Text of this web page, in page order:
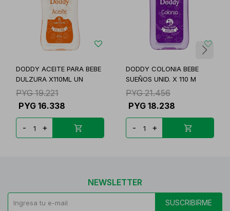
DODDY ACEITE PARA BEBE
DULZURA X110ML UN
PYG 19.221
PYG 16.338
- +
DODDY COLONIA BEBE
SUEÑOS UNID. X 110 M
PYG 21.456
PYG 18.238
- +
NEWSLETTER
SUSCRIBIRME